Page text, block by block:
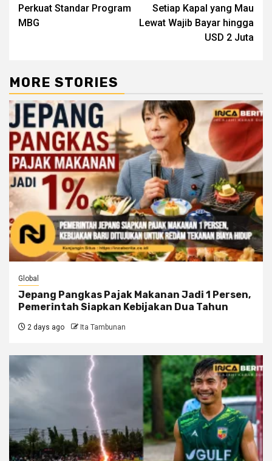
Perkuat Standar Program
MBG
Setiap Kapal yang Mau
Lewat Wajib Bayar hingga
USD 2 Juta
MORE STORIES
Global
Jepang Pangkas Pajak Makanan Jadi 1 Persen,
Pemerintah Siapkan Kebijakan Dua Tahun
2 days ago Ita Tambunan